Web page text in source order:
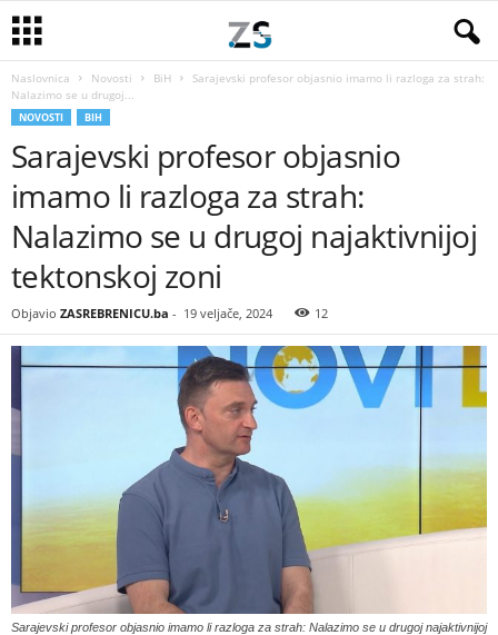
Naslovnica Novosti BiH
Sarajevski profesor objasnio imamo li razloga za strah:
Nalazimo se u drugoj...
NOVOSTI BIH
Sarajevski profesor objasnio
imamo li razloga za strah:
Nalazimo se u drugoj najaktivnijoj
tektonskoj zoni
Objavio ZASREBRENICU.ba - 19 veljače, 2024 12
Sarajevski profesor objasnio imamo li razloga za strah: Nalazimo se u drugoj najaktivnijoj